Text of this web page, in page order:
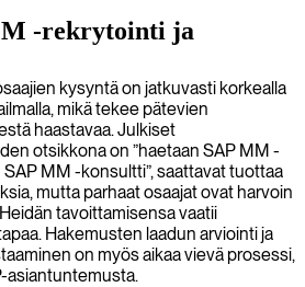
-rekrytointi ja
kysyntä on jatkuvasti korkealla
mikä tekee pätevien
haastavaa. Julkiset
otsikkona on ”haetaan SAP MM -
SAP MM -konsultti”, saattavat tuottaa
mutta parhaat osaajat ovat harvoin
tavoittamisensa vaatii
Hakemusten laadun arviointi ja
on myös aikaa vievä prosessi,
asiantuntemusta.